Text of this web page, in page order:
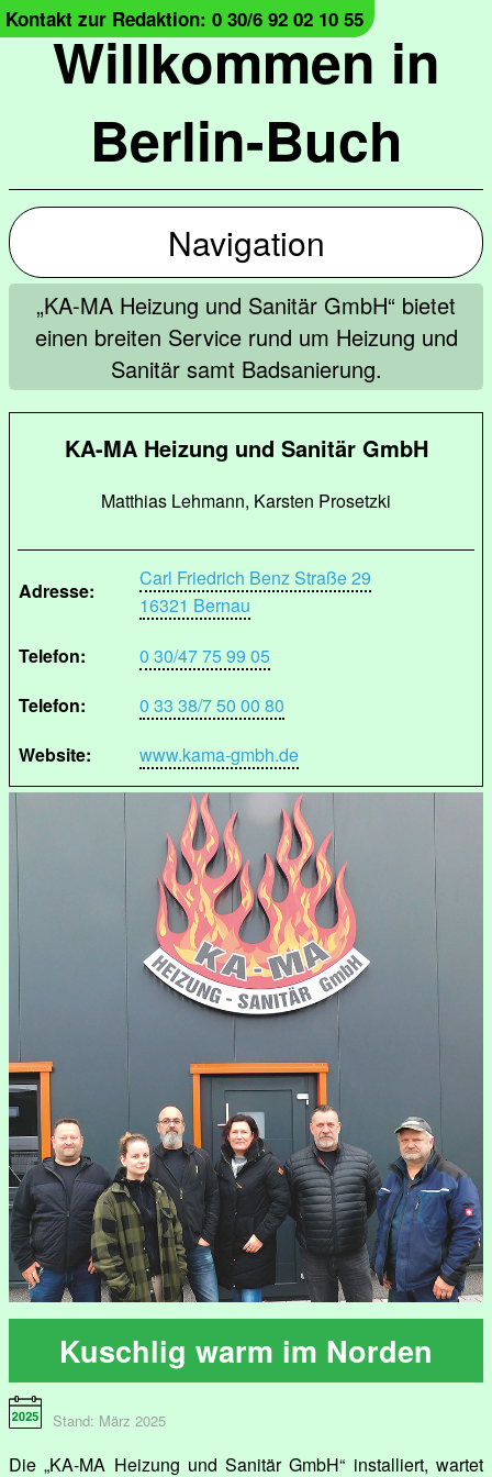
Willkommen in
Berlin-Buch
Kontakt zur Redaktion: 0 30/6 92 02 10 55
Navigation
„KA-MA Heizung und Sanitär GmbH“ bietet
einen breiten Service rund um Heizung und
Sanitär samt Badsanierung.
KA-MA Heizung und Sanitär GmbH
Matthias Lehmann, Karsten Prosetzki
Adresse:
Carl Friedrich Benz Straße 29
16321 Bernau
Telefon:
0 30/47 75 99 05
Telefon:
0 33 38/7 50 00 80
Website:
www.kama-gmbh.de
Kuschlig warm im Norden
Stand: März 2025
Die „KA-MA Heizung und Sanitär GmbH“ installiert, wartet